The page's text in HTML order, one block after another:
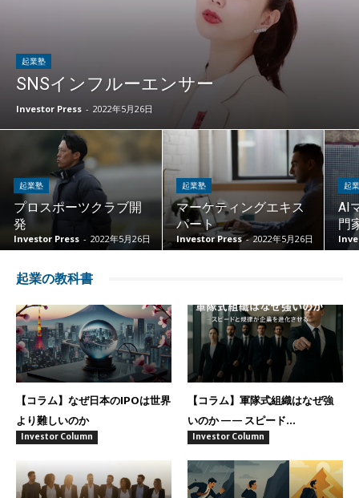
起業塾
SNSインフルーエンサー
Investor Press - 2022年5月26日
起業塾
プロスポーツクラブ開
発
Investor Press - 2022年5月26日
起業塾
マーケティングエキス
パート
Investor Press - 2022年5月26日
起
AI
門
起業の教科書
【コラム】なぜ日本のIPOは世界
より難しいのか
Investor Column
【コラム】軍隊式組織はなぜ強
いのか —— スピード...
Investor Column